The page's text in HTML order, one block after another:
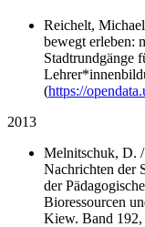
Reichelt,
bewegt erleben:
Stadtrundgänge
(https://
2013
Melnitschuk, D.
Nachrichten der
der
Bioressourcen
Kiew. Band 192,